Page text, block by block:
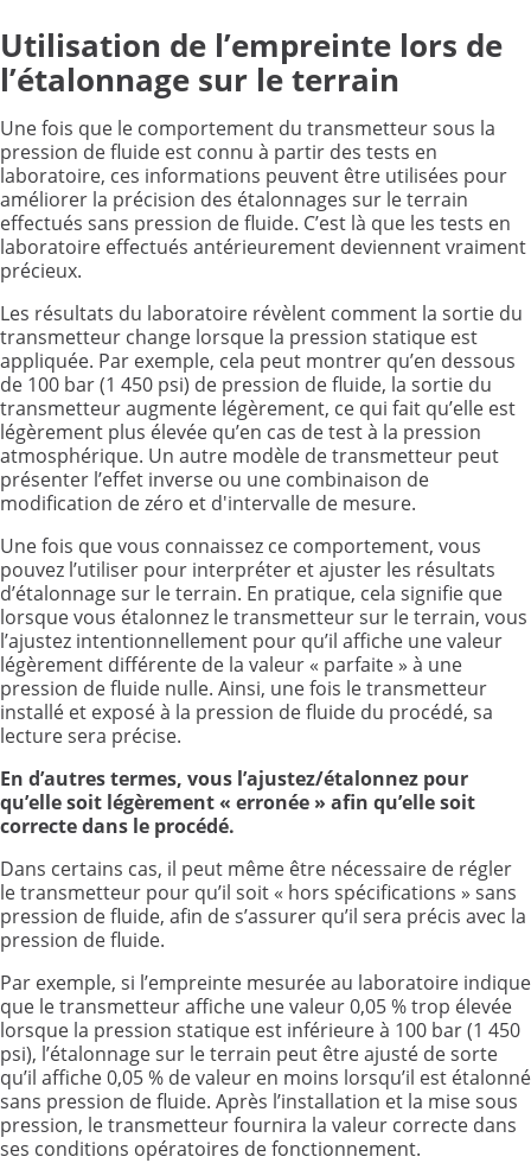
Utilisation de l’empreinte lors de
l’étalonnage sur le terrain
Une fois que le comportement du transmetteur sous la
pression de fluide est connu à partir des tests en
laboratoire, ces informations peuvent être utilisées pour
améliorer la précision des étalonnages sur le terrain
effectués sans pression de fluide. C’est là que les tests en
laboratoire effectués antérieurement deviennent vraiment
précieux.
Les résultats du laboratoire révèlent comment la sortie du
transmetteur change lorsque la pression statique est
appliquée. Par exemple, cela peut montrer qu’en dessous
de 100 bar (1 450 psi) de pression de fluide, la sortie du
transmetteur augmente légèrement, ce qui fait qu’elle est
légèrement plus élevée qu’en cas de test à la pression
atmosphérique. Un autre modèle de transmetteur peut
présenter l’effet inverse ou une combinaison de
modification de zéro et d'intervalle de mesure.
Une fois que vous connaissez ce comportement, vous
pouvez l’utiliser pour interpréter et ajuster les résultats
d’étalonnage sur le terrain. En pratique, cela signifie que
lorsque vous étalonnez le transmetteur sur le terrain, vous
l’ajustez intentionnellement pour qu’il affiche une valeur
légèrement différente de la valeur « parfaite » à une
pression de fluide nulle. Ainsi, une fois le transmetteur
installé et exposé à la pression de fluide du procédé, sa
lecture sera précise.
En d’autres termes, vous l’ajustez/étalonnez pour
qu’elle soit légèrement « erronée » afin qu’elle soit
correcte dans le procédé.
Dans certains cas, il peut même être nécessaire de régler
le transmetteur pour qu’il soit « hors spécifications » sans
pression de fluide, afin de s’assurer qu’il sera précis avec la
pression de fluide.
Par exemple, si l’empreinte mesurée au laboratoire indique
que le transmetteur affiche une valeur 0,05 % trop élevée
lorsque la pression statique est inférieure à 100 bar (1 450
psi), l’étalonnage sur le terrain peut être ajusté de sorte
qu’il affiche 0,05 % de valeur en moins lorsqu’il est étalonné
sans pression de fluide. Après l’installation et la mise sous
pression, le transmetteur fournira la valeur correcte dans
ses conditions opératoires de fonctionnement.